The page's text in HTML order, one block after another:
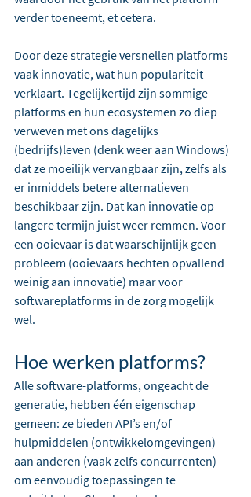
verder toeneemt, et cetera.
Door deze strategie versnellen platforms
vaak innovatie, wat hun populariteit
verklaart. Tegelijkertijd zijn sommige
platforms en hun ecosystemen zo diep
verweven met ons dagelijks
(bedrijfs)leven (denk weer aan Windows)
dat ze moeilijk vervangbaar zijn, zelfs als
er inmiddels betere alternatieven
beschikbaar zijn. Dat kan innovatie op
langere termijn juist weer remmen. Voor
een ooievaar is dat waarschijnlijk geen
probleem (ooievaars hechten opvallend
weinig aan innovatie) maar voor
softwareplatforms in de zorg mogelijk
wel.
Hoe werken platforms?
Alle software-platforms, ongeacht de
generatie, hebben één eigenschap
gemeen: ze bieden API’s en/of
hulpmiddelen (ontwikkelomgevingen)
aan anderen (vaak zelfs concurrenten)
om eenvoudig toepassingen te